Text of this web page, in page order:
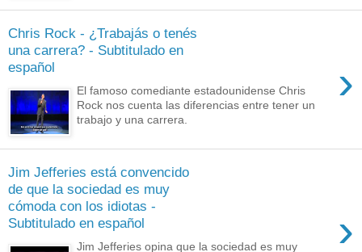
Chris Rock - ¿Trabajás o tenés
una carrera? - Subtitulado en
español
›
El famoso comediante estadounidense Chris
Rock nos cuenta las diferencias entre tener un
trabajo y una carrera.
Jim Jefferies está convencido
de que la sociedad es muy
cómoda con los idiotas -
Subtitulado en español
›
Jim Jefferies opina que la sociedad es muy